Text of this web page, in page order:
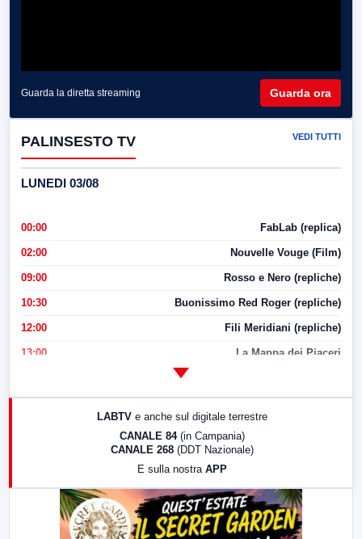
Guarda la diretta streaming Guarda ora
PALINSESTO TV VEDI TUTTI
LUNEDI 03/08
00:00 FabLab (replica)
02:00 Nouvelle Vouge (Film)
09:00 Rosso e Nero (repliche)
10:30 Buonissimo Red Roger (repliche)
12:00 Fili Meridiani (repliche)
13:00 La Mappa dei Piaceri
LabNews (replica)
LABTV e anche sul digitale terrestre
CANALE 84 (in Campania)
CANALE 268 (DDT Nazionale)
E sulla nostra APP